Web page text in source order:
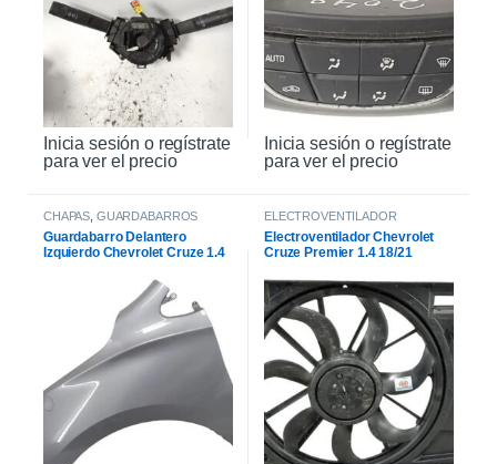
Inicia sesión o regístrate
para ver el precio
Inicia sesión o regístrate
para ver el precio
CHAPAS GUARDABARROS
Guardabarro Delantero
Izquierdo Chevrolet Cruze 1.4
ELECTROVENTILADOR
Electroventilador Chevrolet
Cruze Premier 1.4 18/21